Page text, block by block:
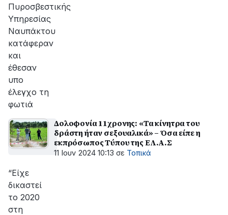
Πυροσβεστικής
Υπηρεσίας
Ναυπάκτου
κατάφεραν
και
έθεσαν
υπο
έλεγχο τη
φωτιά
Δολοφονία 11χρονης: «Τα κίνητρα του
δράστη ήταν σεξουαλικά» – Όσα είπε η
εκπρόσωπος Τύπου της ΕΛ.Α.Σ
11 Ιουν 2024 10:13 σε Τοπικά
“Είχε
δικαστεί
το 2020
στη